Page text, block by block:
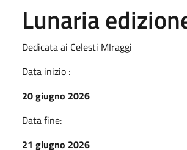
Lunaria
Dedicata ai Celesti MIraggi
Data inizio :
20 giugno 2026
Data fine:
21 giugno 2026